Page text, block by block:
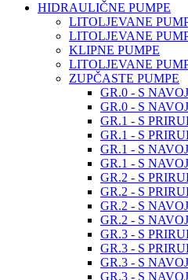
HIDRAULIČNE PUMPE
LITOLJEVANE
LITOLJEVANE
KLIPNE PUMPE
LITOLJEVANE
ZUPČASTE PUMPE
GR.0 - S
GR.0 - S
GR.1 - S
GR.1 - S
GR.1 - S
GR.1 - S
GR.2 - S
GR.2 - S
GR.2 - S
GR.2 - S
GR.3 - S
GR.3 - S
GR.3 - S
GR.3 - S